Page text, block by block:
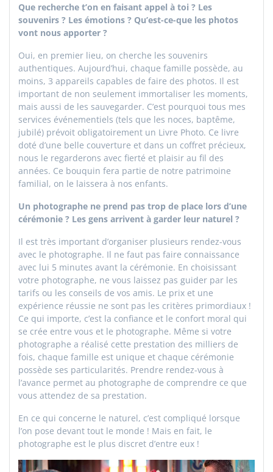
Que recherche t’on en faisant appel à toi ? Les
souvenirs ? Les émotions ? Qu’est-ce-que les photos
vont nous apporter ?
Oui, en premier lieu, on cherche les souvenirs
authentiques. Aujourd’hui, chaque famille possède, au
moins, 3 appareils capables de faire des photos. Il est
important de non seulement immortaliser les moments,
mais aussi de les sauvegarder. C’est pourquoi tous mes
services événementiels (tels que les noces, baptême,
jubilé) prévoit obligatoirement un Livre Photo. Ce livre
doté d’une belle couverture et dans un coffret précieux,
nous le regarderons avec fierté et plaisir au fil des
années. Ce bouquin fera partie de notre patrimoine
familial, on le laissera à nos enfants.
Un photographe ne prend pas trop de place lors d’une
cérémonie ? Les gens arrivent à garder leur naturel ?
Il est très important d’organiser plusieurs rendez-vous
avec le photographe. Il ne faut pas faire connaissance
avec lui 5 minutes avant la cérémonie. En choisissant
votre photographe, ne vous laissez pas guider par les
tarifs ou les conseils de vos amis. Le prix et une
expérience réussie ne sont pas les critères primordiaux !
Ce qui importe, c’est la confiance et le confort moral qui
se crée entre vous et le photographe. Même si votre
photographe a réalisé cette prestation des milliers de
fois, chaque famille est unique et chaque cérémonie
possède ses particularités. Prendre rendez-vous à
l’avance permet au photographe de comprendre ce que
vous attendez de sa prestation.
En ce qui concerne le naturel, c’est compliqué lorsque
l’on pose devant tout le monde ! Mais en fait, le
photographe est le plus discret d’entre eux !